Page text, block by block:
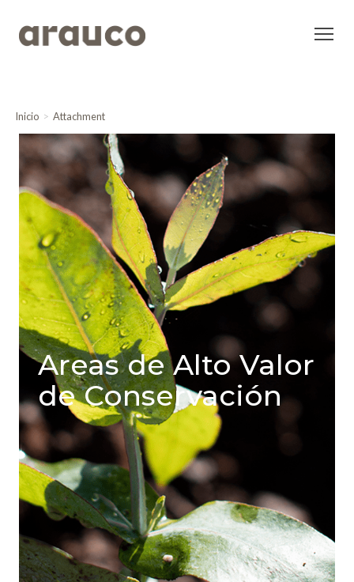
Inicio Attachment
Areas de Alto Valor
de Conservación